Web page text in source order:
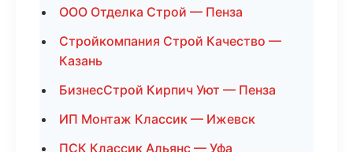
ООО Отделка Строй — Пенза
Стройкомпания Строй Качество —
Казань
БизнесСтрой Кирпич Уют — Пенза
ИП Монтаж Классик — Ижевск
ПСК Классик Альянс — Уфа